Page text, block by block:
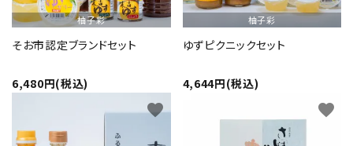
柚子彩
そお市認定ブランドセット
6,480円(税込)
柚子彩
ゆずピクニックセット
4,644円(税込)
favorite favorite